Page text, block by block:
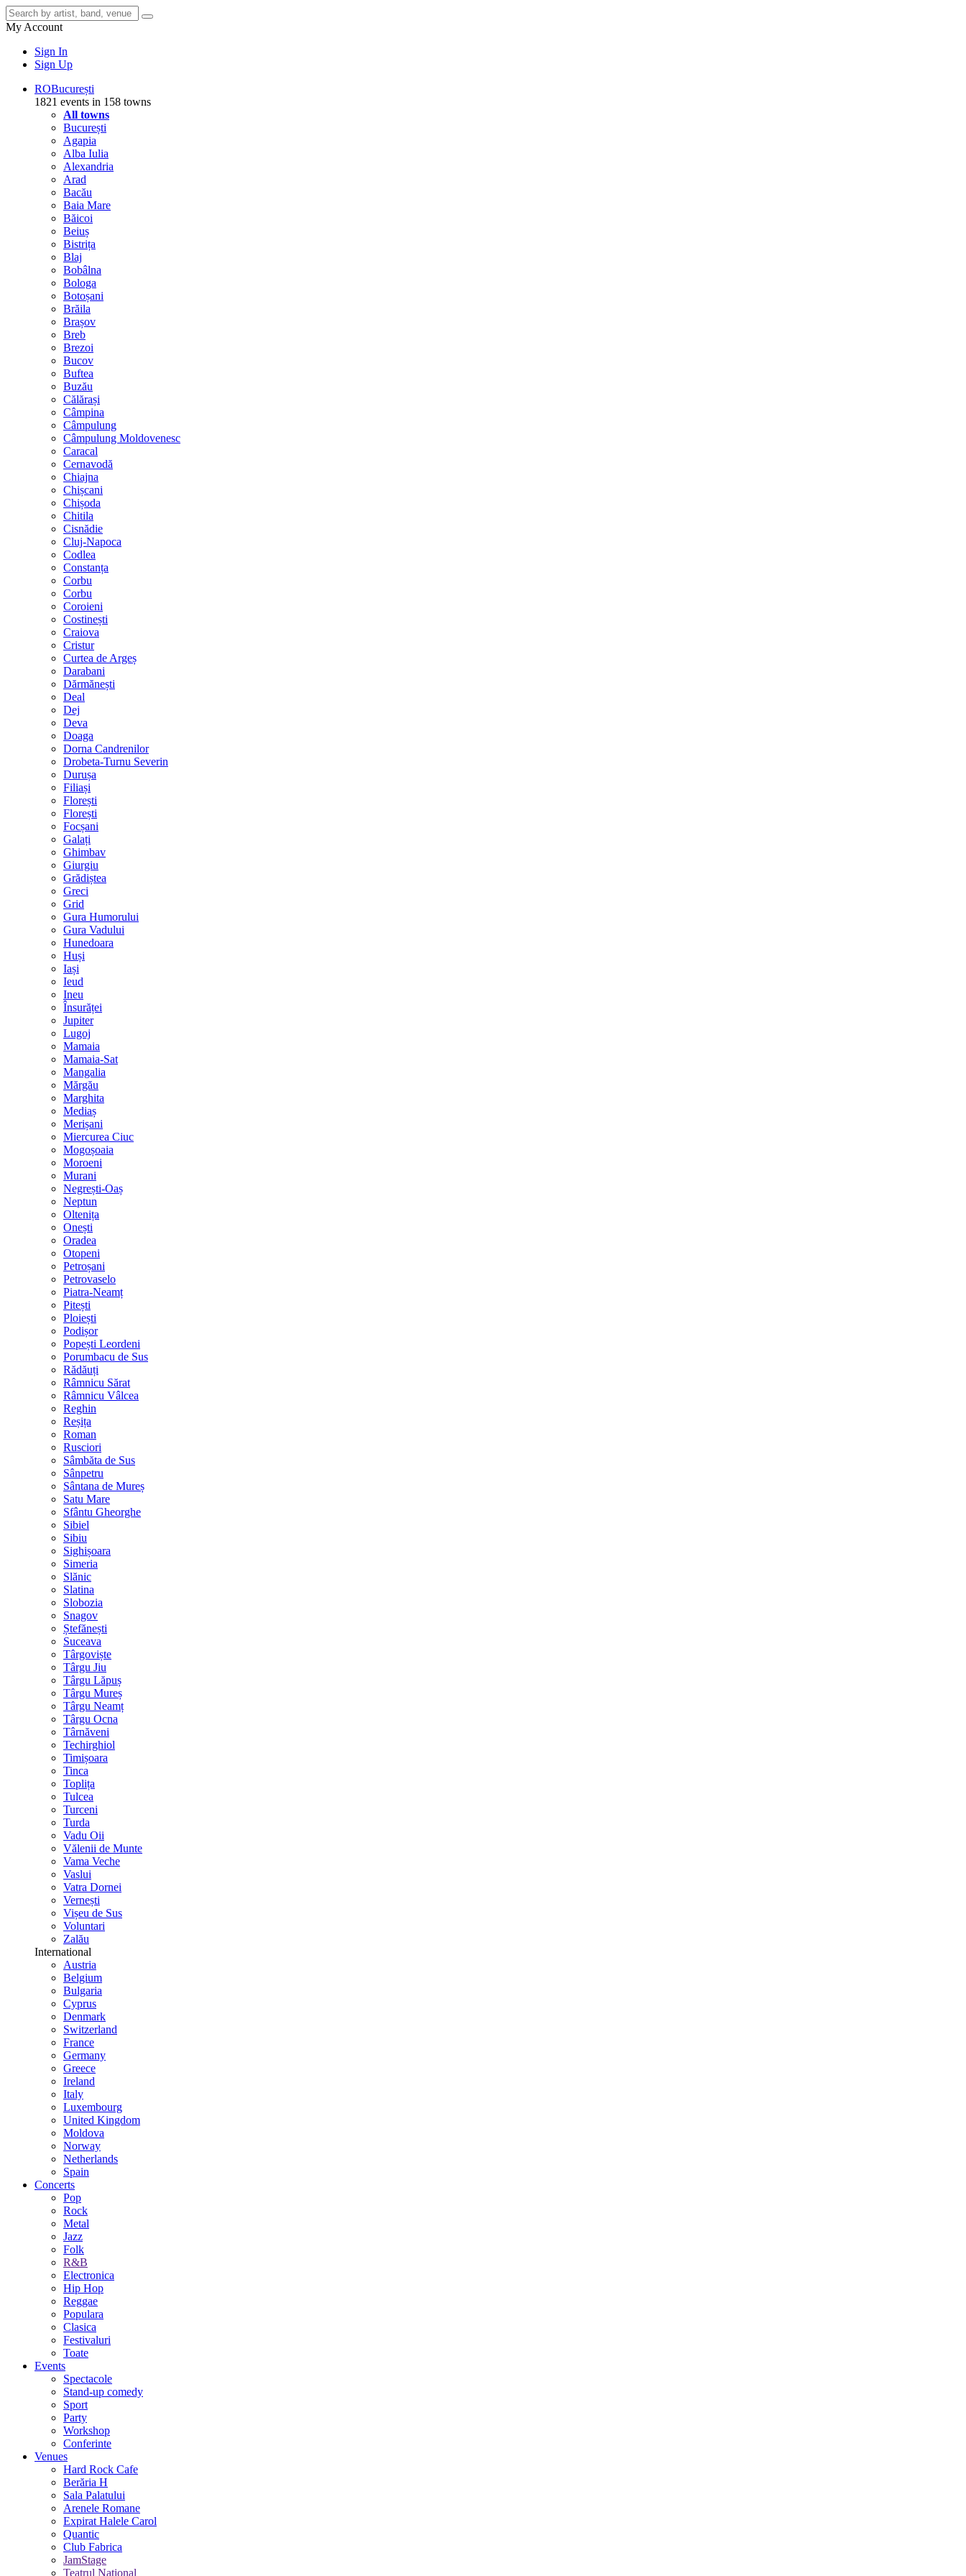
My Account
Sign In
Sign Up
ROBucurești
1821 events in 158 towns
All towns
București
Agapia
Alba Iulia
Alexandria
Arad
Bacău
Baia Mare
Băicoi
Beiuș
Bistrița
Blaj
Bobâlna
Bologa
Botoșani
Brăila
Brașov
Breb
Brezoi
Bucov
Buftea
Buzău
Călărași
Câmpina
Câmpulung
Câmpulung Moldovenesc
Caracal
Cernavodă
Chiajna
Chișcani
Chișoda
Chitila
Cisnădie
Cluj-Napoca
Codlea
Constanța
Corbu
Corbu
Coroieni
Costinești
Craiova
Cristur
Curtea de Argeș
Darabani
Dărmănești
Deal
Dej
Deva
Doaga
Dorna Candrenilor
Drobeta-Turnu Severin
Durușa
Filiași
Florești
Florești
Focșani
Galați
Ghimbav
Giurgiu
Grădiștea
Greci
Grid
Gura Humorului
Gura Vadului
Hunedoara
Huși
Iași
Ieud
Ineu
Însurăței
Jupiter
Lugoj
Mamaia
Mamaia-Sat
Mangalia
Mărgău
Marghita
Mediaș
Merișani
Miercurea Ciuc
Mogoșoaia
Moroeni
Murani
Negrești-Oaș
Neptun
Oltenița
Onești
Oradea
Otopeni
Petroșani
Petrovaselo
Piatra-Neamț
Pitești
Ploiești
Podișor
Popești Leordeni
Porumbacu de Sus
Rădăuți
Râmnicu Sărat
Râmnicu Vâlcea
Reghin
Reșița
Roman
Rusciori
Sâmbăta de Sus
Sânpetru
Sântana de Mureș
Satu Mare
Sfântu Gheorghe
Sibiel
Sibiu
Sighișoara
Simeria
Slănic
Slatina
Slobozia
Snagov
Ștefănești
Suceava
Târgoviște
Târgu Jiu
Târgu Lăpuș
Târgu Mureș
Târgu Neamț
Târgu Ocna
Târnăveni
Techirghiol
Timișoara
Tinca
Toplița
Tulcea
Turceni
Turda
Vadu Oii
Vălenii de Munte
Vama Veche
Vaslui
Vatra Dornei
Vernești
Vișeu de Sus
Voluntari
Zalău
International
Austria
Belgium
Bulgaria
Cyprus
Denmark
Switzerland
France
Germany
Greece
Ireland
Italy
Luxembourg
United Kingdom
Moldova
Norway
Netherlands
Spain
Concerts
Pop
Rock
Metal
Jazz
Folk
R&B
Electronica
Hip Hop
Reggae
Populara
Clasica
Festivaluri
Toate
Events
Spectacole
Stand-up comedy
Sport
Party
Workshop
Conferinte
Venues
Hard Rock Cafe
Berăria H
Sala Palatului
Arenele Romane
Expirat Halele Carol
Quantic
Club Fabrica
JamStage
Teatrul National